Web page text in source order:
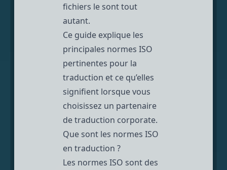
fichiers le sont tout
autant.
Ce guide explique les
principales normes ISO
pertinentes pour la
traduction et ce qu’elles
signifient lorsque vous
choisissez un partenaire
de traduction corporate.
Que sont les normes ISO
en traduction ?
Les normes ISO sont des